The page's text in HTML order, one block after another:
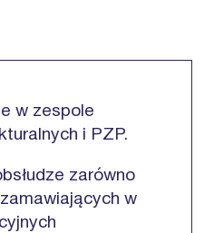
w zespole
i PZP.
zarówno
w